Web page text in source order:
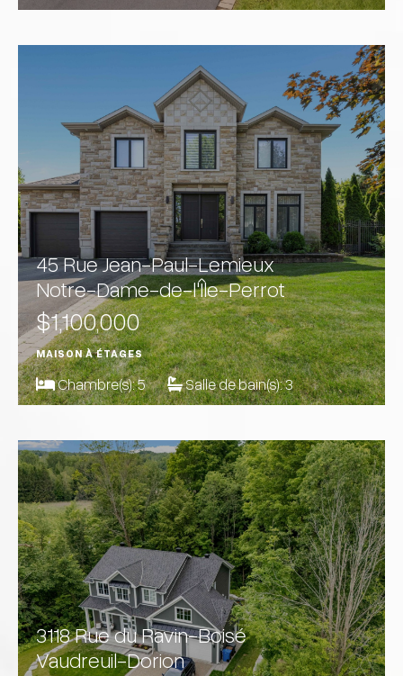
45 Rue Jean-Paul-Lemieux
Notre-Dame-de-l'Île-Perrot
$1,100,000
MAISON À ÉTAGES
Chambre(s):5 Salle de bain(s):3
3118 Rue du Ravin-Boisé
Vaudreuil-Dorion